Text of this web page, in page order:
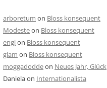
arboretum on Bloss konsequent
Modesteon Bloss konsequent
englon Bloss konsequent
glam on Bloss konsequent
moggadoddeon Neues Jahr, Glück
Danielaon Internationalista